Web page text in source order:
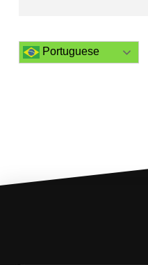
Portuguese